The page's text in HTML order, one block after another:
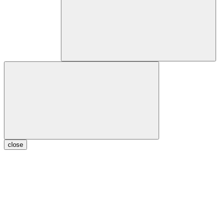
close